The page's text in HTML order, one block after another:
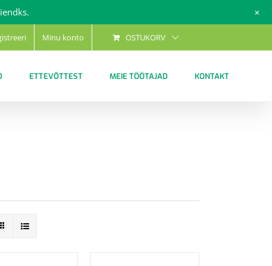
Minu konto OSTUKORV
ETTEVÕTTEST MEIE TÖÖTAJAD KONTAKT
+